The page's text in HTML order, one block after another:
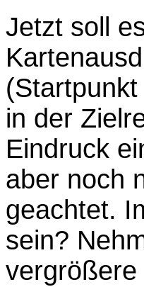
Jetzt soll
in der
Eindruck
aber noch
geachtet.
sein?